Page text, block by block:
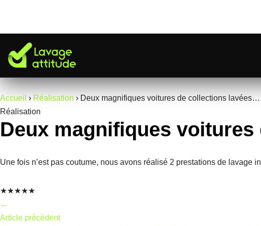
Aller
contenu
Accueil › Réalisation › Deux magnifiques voitures de collections lavées…
Réalisation
Deux magnifiques
Une fois n’est pas coutume, nous avons réalisé 2 prestations de
★★★★★
←
Article précédent